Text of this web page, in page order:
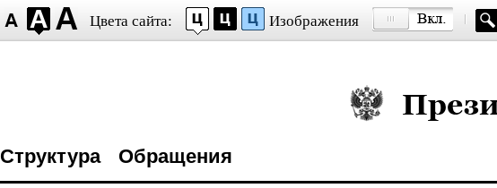
Цвета сайта: Изображения
Президент
Структура Обращения